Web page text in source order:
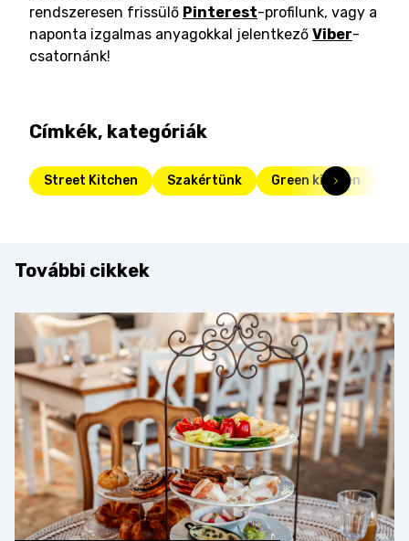
rendszeresen frissülő Pinterest-profilunk, vagy a
naponta izgalmas anyagokkal jelentkező Viber-
csatornánk!
Címkék, kategóriák
Street Kitchen Szakértünk Green kitchen
További cikkek